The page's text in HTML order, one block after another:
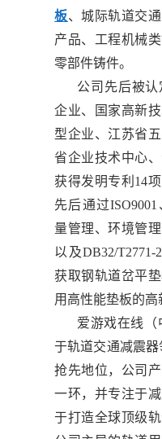
板、城际轨道交
产品、工程机械
零部件铸件。
公司先后被
企业、国家高新
型企业、江苏省
省企业技术中心
获得发明专利14
先后通过ISO9001
量管理、环境管
以及DB32/T2771-
获取钢轨道岔平
用高性能垫板的高
爱游戏在线（
于轨道交通减震
抢先地位，公司
一环，并专注于
于打造全球顶级